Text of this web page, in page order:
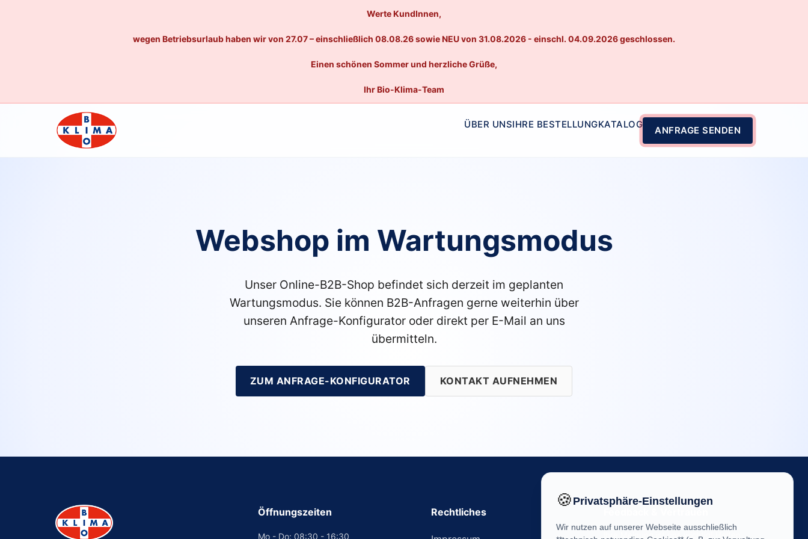
Werte KundInnen,
wegen Betriebsurlaub haben wir von 27.07 – einschließlich 08.08.26 sowie NEU von 31.08.2026 - einschl. 04.09.2026 geschlossen.
Einen schönen Sommer und herzliche Grüße,
Ihr Bio-Klima-Team
ÜBER UNSIHRE BESTELLUNGKATALOG
ANFRAGE SENDEN
Webshop im Wartungsmodus
Unser Online-B2B-Shop befindet sich derzeit im geplanten
Wartungsmodus. Sie können B2B-Anfragen gerne weiterhin über
unseren Anfrage-Konfigurator oder direkt per E-Mail an uns
übermitteln.
ZUM ANFRAGE-KONFIGURATOR KONTAKT AUFNEHMEN
Öffnungszeiten
Mo - Do: 08:30 - 16:30
Rechtliches
Ihre Meinung ist uns wichtig! Helfen
🍪Privatsphäre-Einstellungen
Wir nutzen auf unserer Webseite ausschließlich